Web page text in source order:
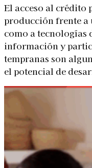
El acceso al crédito
producción frente a
como a tecnologías
información y
tempranas son
el potencial de